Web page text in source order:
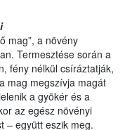
mag”, a növény
Termesztése során a
fény nélkül csíráztatják,
mag megszívja magát
a gyökér és a
az egész növényi
– együtt eszik meg.